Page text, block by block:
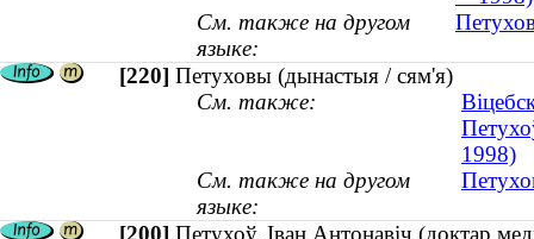
См. также на другом
языке:
[220] Петуховы (дынастыя / сям'я)
См. также:
1998)
См. также на другом
языке: